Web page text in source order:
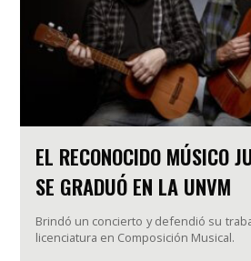
EL RECONOCIDO MÚSICO
SE GRADUÓ EN LA UNVM
Brindó un concierto y defendió su
licenciatura en Composición Musical.